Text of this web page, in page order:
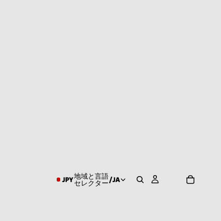
JPY地域と言語
セレクター/JA